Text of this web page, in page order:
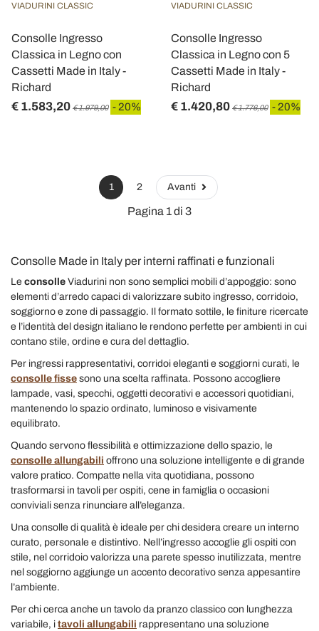
VIADURINI CLASSIC
Consolle Ingresso
Classica in Legno con
Cassetti Made in Italy -
Richard
€ 1.583,20 € 1.979,00 - 20%
VIADURINI CLASSIC
Consolle Ingresso
Classica in Legno con 5
Cassetti Made in Italy -
Richard
€ 1.420,80 € 1.776,00 - 20%
1 2 Avanti
Pagina 1 di 3
Consolle Made in Italy per interni raffinati e funzionali
Le consolle Viadurini non sono semplici mobili d’appoggio: sono
elementi d’arredo capaci di valorizzare subito ingresso, corridoio,
soggiorno e zone di passaggio. Il formato sottile, le finiture ricercate
e l’identità del design italiano le rendono perfette per ambienti in cui
contano stile, ordine e cura del dettaglio.
Per ingressi rappresentativi, corridoi eleganti e soggiorni curati, le
consolle fisse sono una scelta raffinata. Possono accogliere
lampade, vasi, specchi, oggetti decorativi e accessori quotidiani,
mantenendo lo spazio ordinato, luminoso e visivamente
equilibrato.
Quando servono flessibilità e ottimizzazione dello spazio, le
consolle allungabili offrono una soluzione intelligente e di grande
valore pratico. Compatte nella vita quotidiana, possono
trasformarsi in tavoli per ospiti, cene in famiglia o occasioni
conviviali senza rinunciare all’eleganza.
Una consolle di qualità è ideale per chi desidera creare un interno
curato, personale e distintivo. Nell’ingresso accoglie gli ospiti con
stile, nel corridoio valorizza una parete spesso inutilizzata, mentre
nel soggiorno aggiunge un accento decorativo senza appesantire
l’ambiente.
Per chi cerca anche un tavolo da pranzo classico con lunghezza
variabile, i tavoli allungabili rappresentano una soluzione